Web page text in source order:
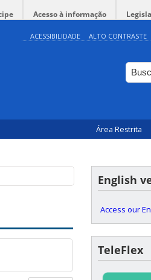
Acesso à informação
ACESSIBILIDADE ALTO CONTRASTE
Área Restrita
English
Access our
TeleFlex